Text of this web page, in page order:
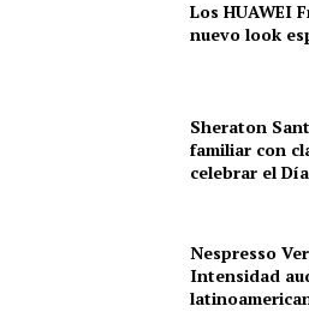
Los HUAWEI
nuevo look
Sheraton
familiar con
celebrar el
Nespresso
Intensidad